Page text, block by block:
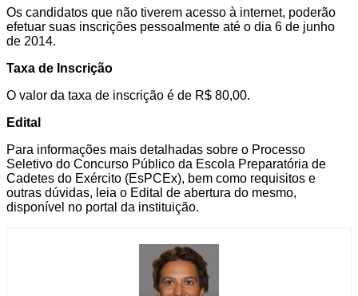
Os candidatos que não tiverem acesso à internet, poderão
efetuar suas inscrições pessoalmente até o dia 6 de junho
de 2014.
Taxa de Inscrição
O valor da taxa de inscrição é de R$ 80,00.
Edital
Para informações mais detalhadas sobre o Processo
Seletivo do Concurso Público da Escola Preparatória de
Cadetes do Exército (EsPCEx), bem como requisitos e
outras dúvidas, leia o Edital de abertura do mesmo,
disponível no portal da instituição.